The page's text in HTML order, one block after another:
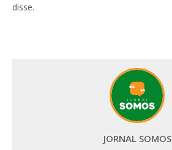
disse.
JORNAL SOMOS